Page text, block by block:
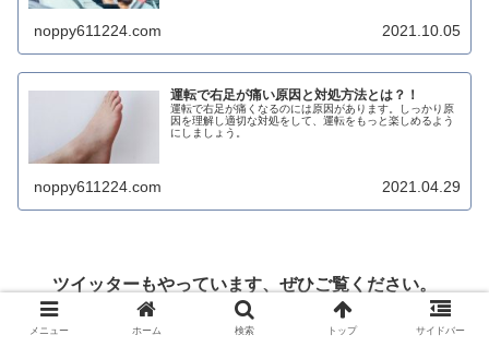
noppy611224.com 2021.10.05
運転で右足が痛い原因と対処方法とは？！
運転で右足が痛くなるのには原因があります。しっかり原
因を理解し適切な対処をして、運転をもっと楽しめるよう
にしましょう。
noppy611224.com 2021.04.29
ツイッターもやっています、ぜひご覧ください。
Tweets by noppy611224
メニュー ホーム 検索 トップ サイドバー